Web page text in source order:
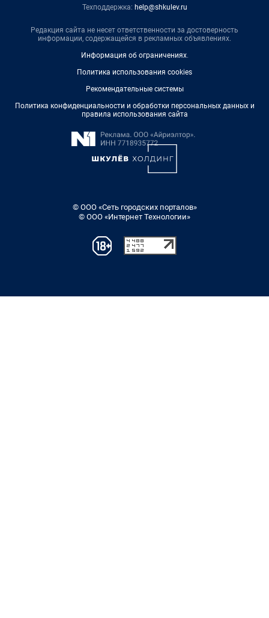
Техподдержка: help@shkulev.ru
Редакция сайта не несет ответственности за достоверность
информации, содержащейся в рекламных объявлениях.
Информация об ограничениях.
Политика использования cookies
Рекомендательные системы
Политика конфиденциальности и обработки персональных данных и
правила использования сайта
© ООО «Сеть городских порталов»
© ООО «Интернет Технологии»